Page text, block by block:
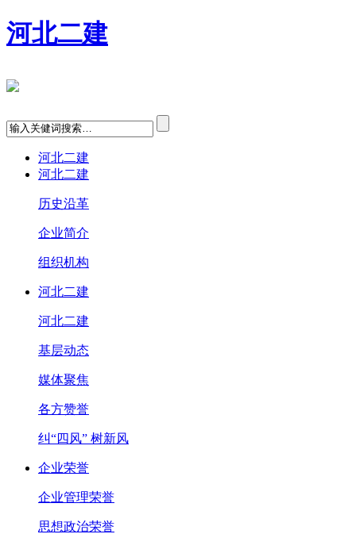
河北二建
河北二建
河北二建
历史沿革
企业简介
组织机构
河北二建
河北二建
基层动态
媒体聚焦
各方赞誉
纠“四风” 树新风
企业荣誉
企业管理荣誉
思想政治荣誉